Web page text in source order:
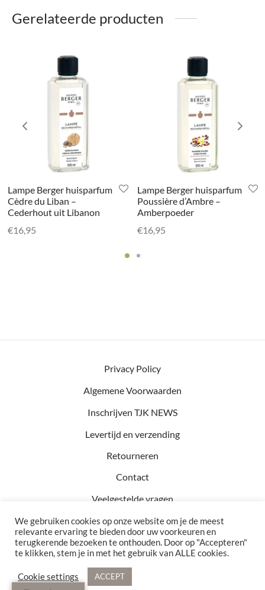
Gerelateerde producten
Lampe Berger huisparfum
Cèdre du Liban –
Cederhout uit Libanon
€16,95
Lampe Berger huisparfum
Poussière d’Ambre –
Amberpoeder
€16,95
Privacy Policy
Algemene Voorwaarden
Inschrijven TJK NEWS
Levertijd en verzending
Retourneren
Contact
Veelgestelde vragen
Kvk: 81457782
BTW: NL002990154B76
Bezoekadres: Hof 15 5571 CA Bergeijk
© 2021 - 2026 TJK Interior. Alle rechten voorbehouden
We gebruiken cookies op onze website om je de meest
relevante ervaring te bieden door uw voorkeuren en
terugkerende bezoeken te onthouden. Door op "Accepteren"
te klikken, stem je in met het gebruik van ALLE cookies.
Cookie settings ACCEPT